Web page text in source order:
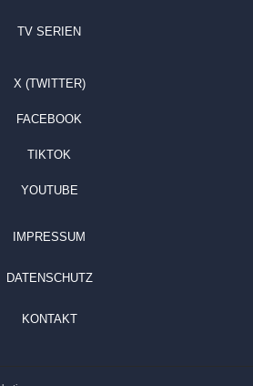
TV SERIEN
X (TWITTER)
FACEBOOK
TIKTOK
YOUTUBE
IMPRESSUM
DATENSCHUTZ
KONTAKT